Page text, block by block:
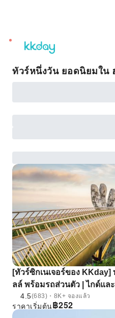
unread
notifications
ทัวร์หนึ่งวัน ยอดนิยมใน
[ทัวร์ซิกเนเจอร์ของ
ลล์ พร้อมรถส่วนตัว | ไกด์แล
ยอัน
4.5(683)・8K+ จองแล้ว
฿252
ราคาเริ่มต้น